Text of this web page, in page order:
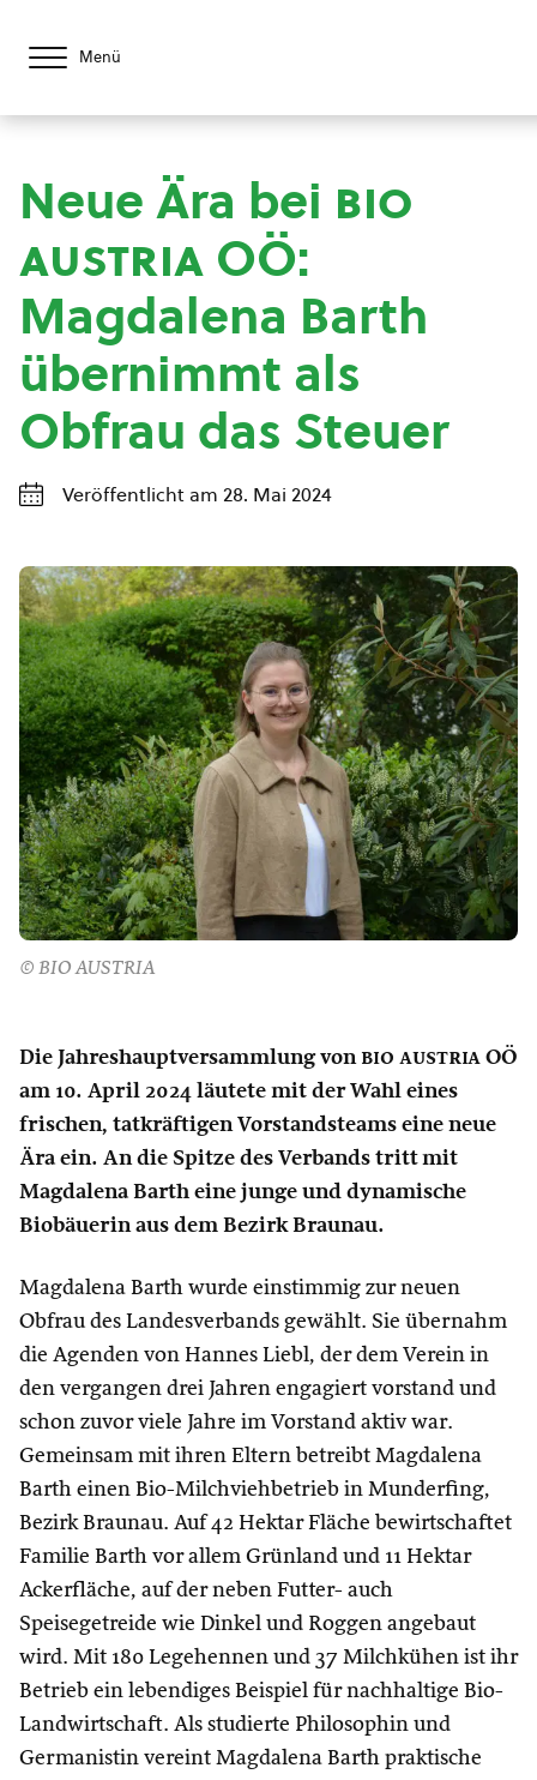
Menü
Neue Ära bei bio
austria OÖ:
Magdalena Barth
übernimmt als
Obfrau das Steuer
Veröffentlicht am 28. Mai 2024
© BIO AUSTRIA
Die Jahreshauptversammlung von bio austria OÖ
am 10. April 2024 läutete mit der Wahl eines
frischen, tatkräftigen Vorstandsteams eine neue
Ära ein. An die Spitze des Verbands tritt mit
Magdalena Barth eine junge und dynamische
Biobäuerin aus dem Bezirk Braunau.
Magdalena Barth wurde einstimmig zur neuen
Obfrau des Landesverbands gewählt. Sie übernahm
die Agenden von Hannes Liebl, der dem Verein in
den vergangen drei Jahren engagiert vorstand und
schon zuvor viele Jahre im Vorstand aktiv war.
Gemeinsam mit ihren Eltern betreibt Magdalena
Barth einen Bio-Milchviehbetrieb in Munderfing,
Bezirk Braunau. Auf 42 Hektar Fläche bewirtschaftet
Familie Barth vor allem Grünland und 11 Hektar
Ackerfläche, auf der neben Futter- auch
Speisegetreide wie Dinkel und Roggen angebaut
wird. Mit 180 Legehennen und 37 Milchkühen ist ihr
Betrieb ein lebendiges Beispiel für nachhaltige Bio-
Landwirtschaft. Als studierte Philosophin und
Germanistin vereint Magdalena Barth praktische